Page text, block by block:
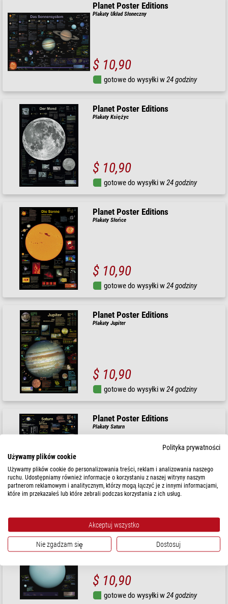
Planet Poster Editions
Plakaty Układ Słoneczny
$ 10,90
gotowe do wysyłki w24 godziny
Planet Poster Editions
Plakaty Księżyc
$ 10,90
gotowe do wysyłki w24 godziny
Planet Poster Editions
Plakaty Słońce
$ 10,90
gotowe do wysyłki w24 godziny
Planet Poster Editions
Plakaty Jupiter
$ 10,90
gotowe do wysyłki w24 godziny
Planet Poster Editions
Plakaty Saturn
$ 10,90
gotowe do wysyłki w 24 godziny
Planet Poster Editions
Plakaty Uran
$ 10,90
gotowe do wysyłki w24 godziny
Polityka prywatności
Używamy plików cookie
Używamy plików cookie do personalizowania treści, reklam i analizowania naszego
ruchu. Udostępniamy również informacje o korzystaniu z naszej witryny naszym
partnerom reklamowym i analitycznym, którzy mogą łączyć je z innymi informacjami,
które im przekazałeś lub które zebrali podczas korzystania z ich usług.
Akceptuj wszystko
Nie zgadzam się Dostosuj